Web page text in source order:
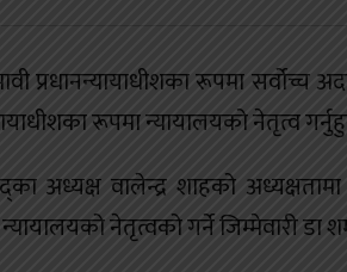
प्रधानन्यायाधीशका रूपमा सर्वोच्च
रूपमा न्यायालयको नेतृत्व
अध्यक्ष वालेन्द्र शाहको
नेतृत्वको गर्ने जिम्मेवारी डा